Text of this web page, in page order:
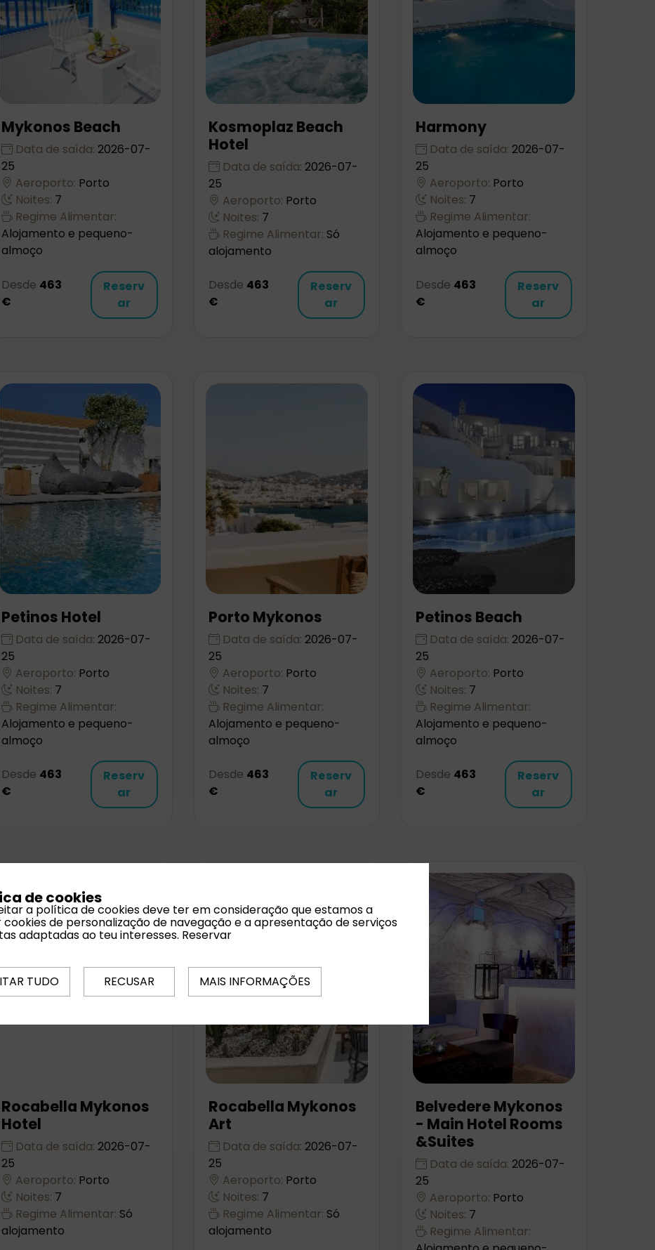
Mykonos Beach
Data de saída: 2026-07-
25
Aeroporto: Porto
Noites: 7
Regime Alimentar:
Alojamento e pequeno-
almoço
Desde 463
€
Reserv
ar
Kosmoplaz Beach
Hotel
Data de saída: 2026-07-
25
Aeroporto: Porto
Noites: 7
Regime Alimentar: Só
alojamento
Desde 463
€
Reserv
ar
Harmony
Data de saída: 2026-07-
25
Aeroporto: Porto
Noites: 7
Regime Alimentar:
Alojamento e pequeno-
almoço
Desde 463
€
Reserv
ar
Petinos Hotel
Data de saída: 2026-07-
25
Aeroporto: Porto
Noites: 7
Regime Alimentar:
Alojamento e pequeno-
almoço
Desde 463
€
Reserv
ar
Porto Mykonos
Data de saída: 2026-07-
25
Aeroporto: Porto
Noites: 7
Regime Alimentar:
Alojamento e pequeno-
almoço
Desde 463
€
Reserv
ar
Petinos Beach
Data de saída: 2026-07-
25
Aeroporto: Porto
Noites: 7
Regime Alimentar:
Alojamento e pequeno-
almoço
Desde 463
€
Reserv
ar
Rocabella Mykonos
Hotel
Data de saída: 2026-07-
25
Aeroporto: Porto
Noites: 7
Regime Alimentar: Só
alojamento
Rocabella Mykonos
Art
Data de saída: 2026-07-
25
Aeroporto: Porto
Noites: 7
Regime Alimentar: Só
alojamento
Belvedere Mykonos
- Main Hotel Rooms
&Suites
Data de saída: 2026-07-
25
Aeroporto: Porto
Noites: 7
Regime Alimentar:
de cookies
a política de cookies deve ter em consideração que estamos a
cookies de personalização de navegação e a apresentação de serviços
adaptadas ao teu interesses. Reservar
TUDO RECUSAR MAIS INFORMAÇÕES